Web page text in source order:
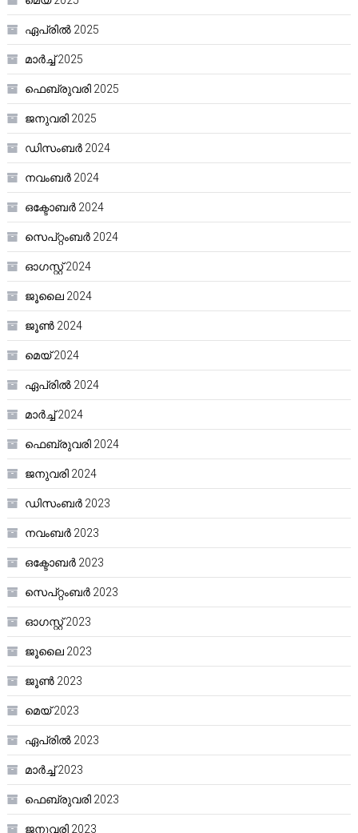
ഏപ്രിൽ 2025
മാർച്ച്‌ 2025
ഫെബ്രുവരി 2025
ജനുവരി 2025
ഡിസംബർ 2024
നവംബർ 2024
ഒക്ടോബർ 2024
സെപ്റ്റംബർ 2024
ഓഗസ്റ്റ്‌ 2024
ജൂലൈ 2024
ജൂൺ 2024
മെയ്‌ 2024
ഏപ്രിൽ 2024
മാർച്ച്‌ 2024
ഫെബ്രുവരി 2024
ജനുവരി 2024
ഡിസംബർ 2023
നവംബർ 2023
ഒക്ടോബർ 2023
സെപ്റ്റംബർ 2023
ഓഗസ്റ്റ്‌ 2023
ജൂലൈ 2023
ജൂൺ 2023
മെയ്‌ 2023
ഏപ്രിൽ 2023
മാർച്ച്‌ 2023
ഫെബ്രുവരി 2023
ജനുവരി 2023